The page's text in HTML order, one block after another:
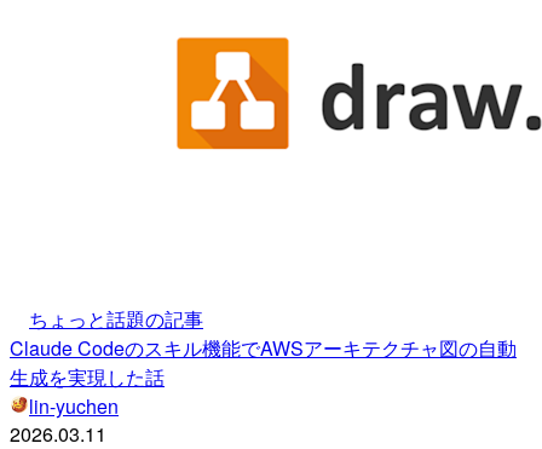
ちょっと話題の記事
Claude Codeのスキル機能でAWSアーキテクチャ図の自動
生成を実現した話
lin-yuchen
2026.03.11